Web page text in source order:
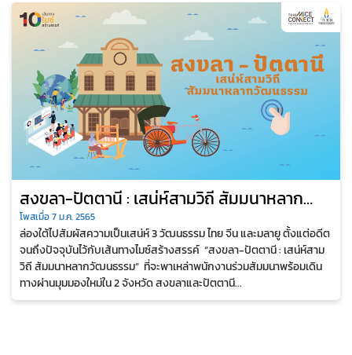
สงขลา-ปัตตานี : เสน่ห์สามวิถี สัมมนาหลาก
วัฒนธรรม
โพสเมื่อ 7 ม.ค. 2565
ล่องใต้ไปสัมผัสความเป็นเสน่ห์ 3 วัฒนธรรม ไทย จีน และมลายู ตั้งแต่อดีต
จนถึงปัจจุบันไว้กับเส้นทางไมซ์สร้างสรรค์ “สงขลา-ปัตตานี : เสน่ห์สาม
วิถี สัมมนาหลากวัฒนธรรม” ที่จะพาเหล่าพนักงานร่วมสัมมนาพร้อมเดิน
ทางผ่านมุมมองใหม่ใน 2 จังหวัด สงขลาและปัตตานี...